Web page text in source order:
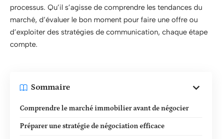
processus. Qu’il s’agisse de comprendre les tendances du
marché, d’évaluer le bon moment pour faire une offre ou
d’exploiter des stratégies de communication, chaque étape
compte.
Sommaire
Comprendre le marché immobilier avant de négocier
Préparer une stratégie de négociation efficace